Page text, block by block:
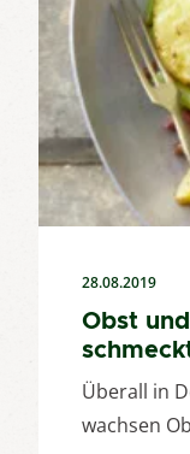
28.08.2019
Obst
Überall in
wachsen